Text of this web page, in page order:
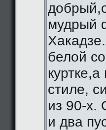
мудрый
белой
стиле,
из 90-х.
и два